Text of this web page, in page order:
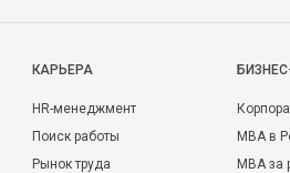
КАРЬЕРА
HR-менеджмент
Поиск работы
Рынок труда
MBA в
MBA